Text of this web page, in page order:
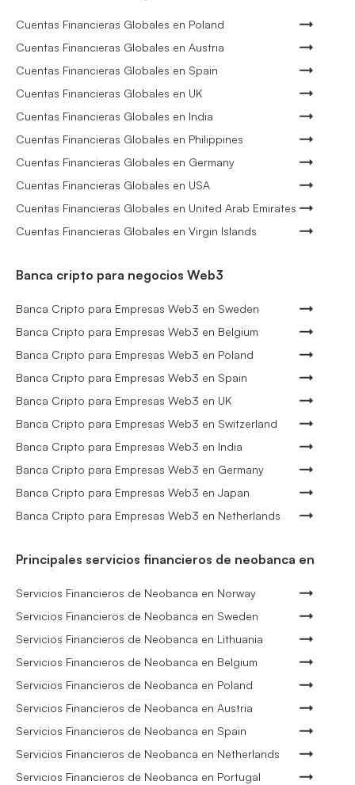
Cuentas Financieras Globales en Poland
Cuentas Financieras Globales en Austria
Cuentas Financieras Globales en Spain
Cuentas Financieras Globales en UK
Cuentas Financieras Globales en India
Cuentas Financieras Globales en Philippines
Cuentas Financieras Globales en Germany
Cuentas Financieras Globales en USA
Cuentas Financieras Globales en United Arab Emirates
Cuentas Financieras Globales en Virgin Islands
Banca cripto para negocios Web3
Banca Cripto para Empresas Web3 en Sweden
Banca Cripto para Empresas Web3 en Belgium
Banca Cripto para Empresas Web3 en Poland
Banca Cripto para Empresas Web3 en Spain
Banca Cripto para Empresas Web3 en UK
Banca Cripto para Empresas Web3 en Switzerland
Banca Cripto para Empresas Web3 en India
Banca Cripto para Empresas Web3 en Germany
Banca Cripto para Empresas Web3 en Japan
Banca Cripto para Empresas Web3 en Netherlands
Principales servicios financieros de neobanca en
Servicios Financieros de Neobanca en Norway
Servicios Financieros de Neobanca en Sweden
Servicios Financieros de Neobanca en Lithuania
Servicios Financieros de Neobanca en Belgium
Servicios Financieros de Neobanca en Poland
Servicios Financieros de Neobanca en Austria
Servicios Financieros de Neobanca en Spain
Servicios Financieros de Neobanca en Netherlands
Servicios Financieros de Neobanca en Portugal